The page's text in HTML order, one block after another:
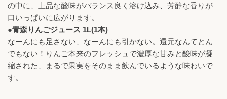
の中に、上品な酸味がバランス良く溶け込み、芳醇な香りが
口いっぱいに広がります。
●青森りんごジュース 1L(1本)
なーんにも足さない、なーんにも引かない。還元なんてとん
でもない！りんご本来のフレッシュで濃厚な甘みと酸味が凝
縮された、まるで果実をそのまま飲んでいるような味わいで
す。